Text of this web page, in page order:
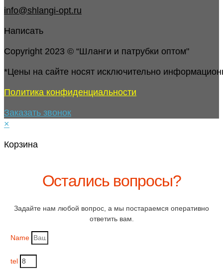
info@shlangi-opt.ru
Написать
Copyright 2023 © “Шланги и патрубки оптом"
*Цены на сайте носят исключительно
Политика конфиденциальности
Заказать звонок
×
Корзина
Остались вопросы?
Задайте нам любой вопрос, а мы постараемся оперативно
ответить вам.
Name
tel